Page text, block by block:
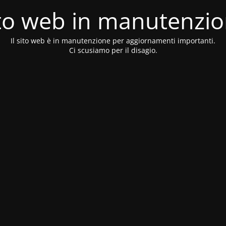
web in
Il sito web è in manutenzione per aggiornamenti importanti.
Ci scusiamo per il disagio.